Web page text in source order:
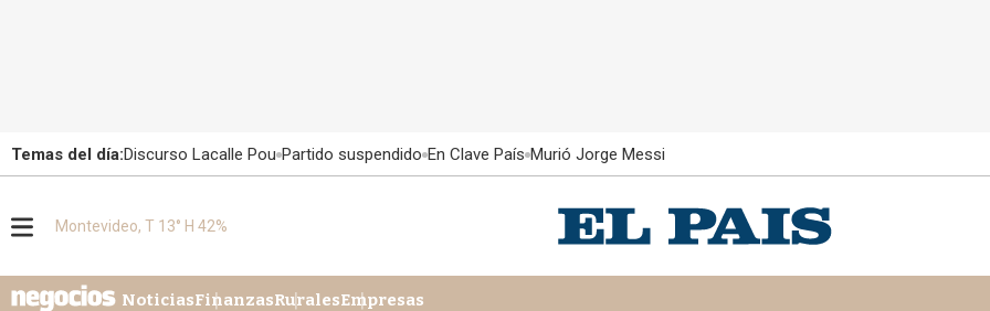
Temas del día:Discurso Lacalle Pou Partido suspendido En Clave País Murió Jorge Messi
u
Montevideo, T 13° H 42%
NoticiasFinanzasRuralesEmpresas